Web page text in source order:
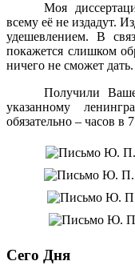
Моя
всему её не издадут.
удешевлением. В
покажется слишком
ничего не сможет дать.
Получили
указанному
обязательно – часов в
Сего Дня